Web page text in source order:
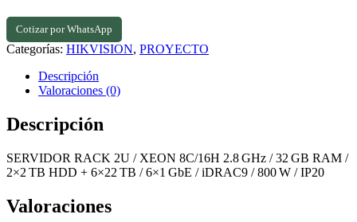
Cotizar por WhatsApp
Categorías: HIKVISION, PROYECTO
Descripción
Valoraciones (0)
Descripción
SERVIDOR RACK 2U / XEON 8C/16H 2.8 GHz / 32 GB RAM /
2×2 TB HDD + 6×22 TB / 6×1 GbE / iDRAC9 / 800 W / IP20
Valoraciones